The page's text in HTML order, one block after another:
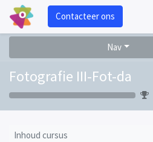
Contacteer ons
Nav
Fotografie III-Fot-da
Inhoud cursus